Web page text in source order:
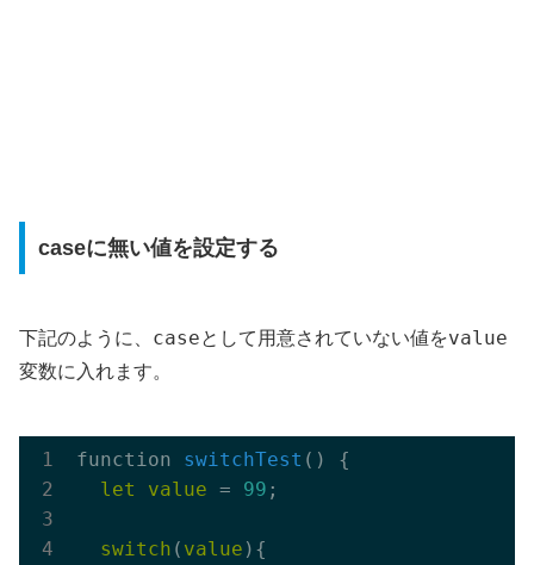
caseに無い値を設定する
下記のように、 caseとして用意されていない値をvalue
変数に入れます。
function switchTest ( )
{
let
value = 99 ;
switch ( value ){